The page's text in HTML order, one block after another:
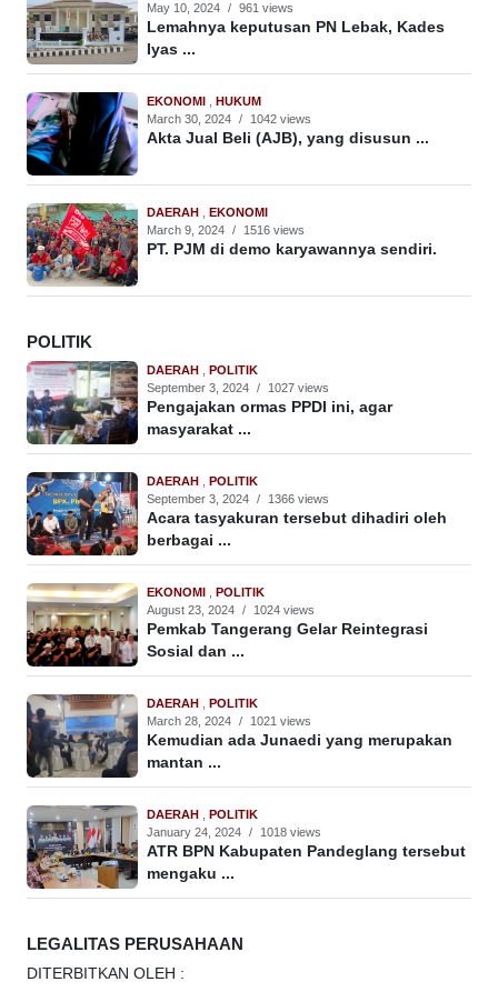
May 10, 2024 / 961 views
Lemahnya keputusan PN Lebak, Kades
Iyas ...
EKONOMI
HUKUM
March 30, 2024 / 1042 views
Akta Jual Beli (AJB), yang disusun ...
DAERAH
EKONOMI
March 9, 2024 / 1516 views
PT. PJM di demo karyawannya sendiri.
POLITIK
DAERAH
POLITIK
September 3, 2024 / 1027 views
Pengajakan ormas PPDI ini, agar
masyarakat ...
DAERAH
POLITIK
September 3, 2024 / 1366 views
Acara tasyakuran tersebut dihadiri oleh
berbagai ...
EKONOMI
POLITIK
August 23, 2024 / 1024 views
Pemkab Tangerang Gelar Reintegrasi
Sosial dan ...
DAERAH
POLITIK
March 28, 2024 / 1021 views
Kemudian ada Junaedi yang merupakan
mantan ...
DAERAH
POLITIK
January 24, 2024 / 1018 views
ATR BPN Kabupaten Pandeglang tersebut
mengaku ...
LEGALITAS PERUSAHAAN
DITERBITKAN OLEH :